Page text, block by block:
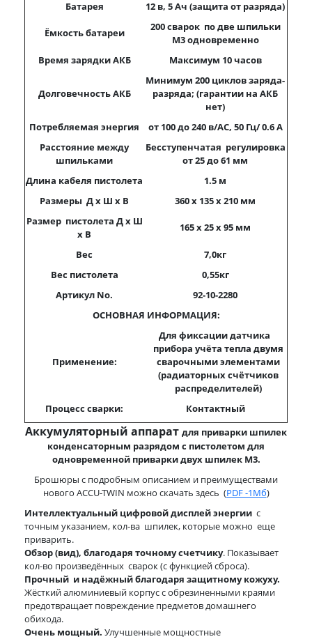
Батарея 12 в, 5Aч (защита от разряда)
Ёмкость батареи
200 сварок по две шпильки
M3 одновременно
Время зарядки АКБ
Максимум 10часов
Долговечность АКБ
Минимум 200 циклов заряда-
разряда; (гарантии на АКБ
нет)
Потребляемая энергия
от 100 до 240 в/AC, 50 Гц/ 0.6 A
Расстояние между
шпильками
Бесступенчатая регулировка
от 25 до 61 мм
Длина кабеля пистолета
1.5 м
Размеры Д x Ш x В
360 x 135 x 210 мм
Размер пистолета Д x Ш
x В
165 x 25 x 95 мм
Вес 7,0кг
Вес пистолета
0,55кг
Артикул No.
92-10-2280
ОСНОВНАЯ ИНФОРМАЦИЯ:
Применение:
Для фиксации датчика
прибора учёта тепла двумя
сварочными элементами
(радиаторных счётчиков
распределителей)
Процесс сварки:
Контактный
Аккумуляторный аппарат для приварки шпилек
конденсаторным разрядом с пистолетом для
одновременнойприварки двух шпилек М3.
Брошюры с подробным описанием и преимуществами
нового ACCU-TWIN можно скачать здесь (PDF -1Мб)
Интеллектуальный цифровой дисплей энергии с
точным указанием, кол-ва шпилек, которые можно еще
приварить.
Обзор (вид), благодаря точному счетчику. Показывает
кол-во произведённых сварок (с функцией сброса).
Прочный и надёжный благодаря защитному кожуху.
Жёсткий алюминиевый корпус с обрезиненными краями
предотвращает повреждение предметов домашнего
обихода.
Очень мощный. Улучшенные мощностные